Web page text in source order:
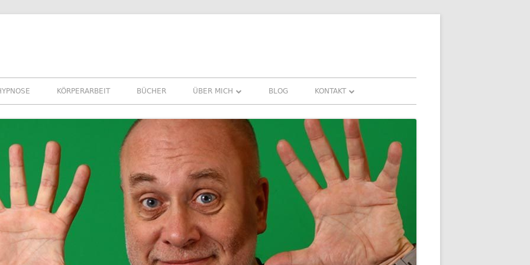
KÖRPERARBEIT BÜCHER ÜBER MICH
REFERENZEN ERFAHRUNGEN UND
NEWSLETTER
BLOG KONTAKT
DOWNLOADS
FAQ
DATENSCHUTZ
IMPRESSUM